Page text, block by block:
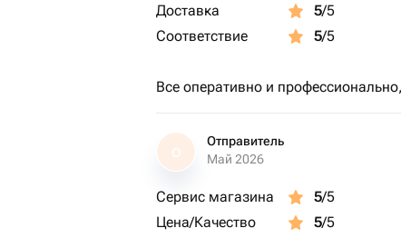
Доставка
5/5
Соответствие
5/5
Все оперативно и
О
Отправитель
Май 2026
Сервис магазина 5/5
Цена/Качество
5/5